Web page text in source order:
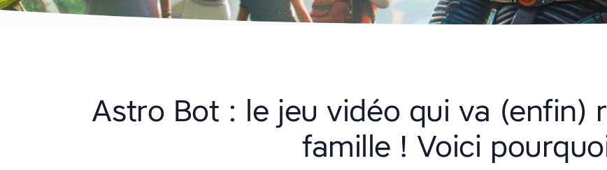
Astro Bot : le jeu vidéo qui va (enfin)
famille ! Voici